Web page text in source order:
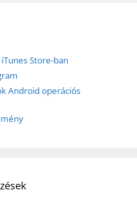
Store-ban
Android operációs